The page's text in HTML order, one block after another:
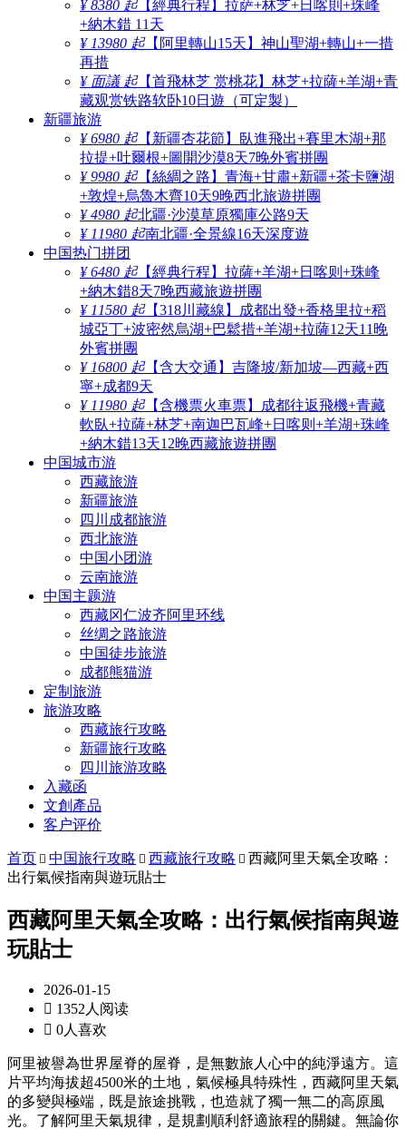
¥ 8380 起【經典行程】拉萨+林芝+日喀則+珠峰
+納木錯 11天
¥ 13980 起【阿里轉山15天】神山聖湖+轉山+一措
再措
¥ 面議 起【首飛林芝 赏桃花】林芝+拉薩+羊湖+青
藏观赏铁路软卧10日遊（可定製）
新疆旅游
¥ 6980 起【新疆杏花節】臥進飛出+賽里木湖+那
拉提+吐爾根+圖開沙漠8天7晚外賓拼團
¥ 9980 起【絲綢之路】青海+甘肅+新疆+茶卡鹽湖
+敦煌+烏魯木齊10天9晚西北旅遊拼團
¥ 4980 起北疆·沙漠草原獨庫公路9天
¥ 11980 起南北疆·全景線16天深度遊
中国热门拼团
¥ 6480 起【經典行程】拉薩+羊湖+日喀则+珠峰
+納木錯8天7晚西藏旅遊拼團
¥ 11580 起【318川藏線】成都出發+香格里拉+稻
城亞丁+波密然烏湖+巴鬆措+羊湖+拉薩12天11晚
外賓拼團
¥ 16800 起【含大交通】吉隆坡/新加坡—西藏+西
寧+成都9天
¥ 11980 起【含機票火車票】成都往返飛機+青藏
軟臥+拉薩+林芝+南迦巴瓦峰+日喀则+羊湖+珠峰
+納木錯13天12晚西藏旅遊拼團
中国城市游
西藏旅游
新疆旅游
四川成都旅游
西北旅游
中国小团游
云南旅游
中国主题游
西藏冈仁波齐阿里环线
丝绸之路旅游
中国徒步旅游
成都熊猫游
定制旅游
旅游攻略
西藏旅行攻略
新疆旅行攻略
四川旅游攻略
入藏函
文創產品
客户评价
首页  中国旅行攻略  西藏旅行攻略  西藏阿里天氣全攻略：
出行氣候指南與遊玩貼士
西藏阿里天氣全攻略：出行氣候指南與遊
玩貼士
2026-01-15
 1352人阅读
 0人喜欢
阿里被譽為世界屋脊的屋脊，是無數旅人心中的純淨遠方。這
片平均海拔超4500米的土地，氣候極具特殊性，西藏阿里天氣
的多變與極端，既是旅途挑戰，也造就了獨一無二的高原風
光。了解阿里天氣規律，是規劃順利舒適旅程的關鍵。無論你